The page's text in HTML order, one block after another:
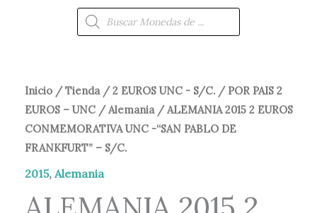
Búsqueda
de
productos
Inicio/Tienda/2 EUROS UNC - S/C./ POR PAIS 2
EUROS – UNC/Alemania/ ALEMANIA 2015 2 EUROS
CONMEMORATIVA UNC -“SAN PABLO DE
FRANKFURT” – S/C.
2015, Alemania
El
precio
original
El
precio
ALEMANIA
2015
2
EUROS
CONMEMORATIVA
UNC